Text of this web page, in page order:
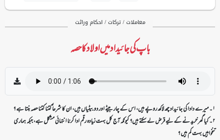
معاملات / ترکات / احکام وراثت
باپ کی جائیداد میں اولاد کا حصہ
۱۔ میرے دادا کی جائیداد چھ لاکھ روپے ہیں، اس کے چار بیٹے اور دو بیٹیاں ہیں، ان کا شرعا ًکتنا کتنا حصہ بنتا ہے ؟
۲۔ کیا گھر خرید نے کے لیے قرض لے سکتے ہیں؟ کیونکہ آج کل بہت زیادہ رقم ادا کرنا انتہائی مشکل ہے، جبکہ ہماری
تنخواہیں بہت کم ہیں ؟